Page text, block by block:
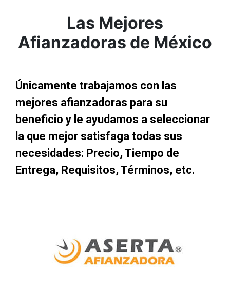
Las Mejores
Afianzadoras de México
Únicamente trabajamos con las
mejores afianzadoras para su
beneficio y le ayudamos a seleccionar
la que mejor satisfaga todas sus
necesidades: Precio, Tiempo de
Entrega, Requisitos, Términos, etc.